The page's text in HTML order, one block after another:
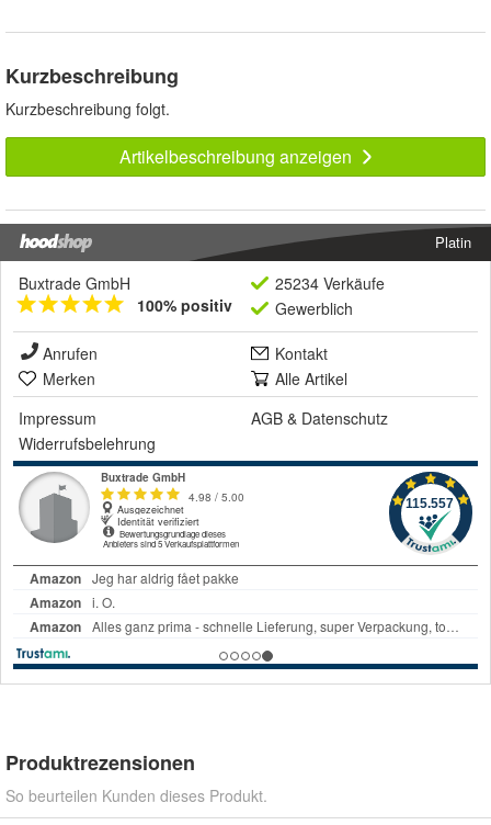
Kurzbeschreibung
Kurzbeschreibung folgt.
Artikelbeschreibung anzeigen
Platin
Buxtrade GmbH
100% positiv
25234 Verkäufe
Gewerblich
Anrufen
Kontakt
Merken
Alle Artikel
Impressum
AGB & Datenschutz
Widerrufsbelehrung
Produktrezensionen
So beurteilen Kunden dieses Produkt.